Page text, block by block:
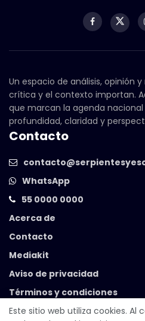
Un espacio de análisis, opinión
crítica y el contexto importan.
que marcan la agenda
profundidad, claridad y
Contacto
WhatsApp
55 0000 0000
Acerca de
Contacto
Mediakit
Aviso de privacidad
Términos y condiciones
Este sitio web utiliza cookies. Al